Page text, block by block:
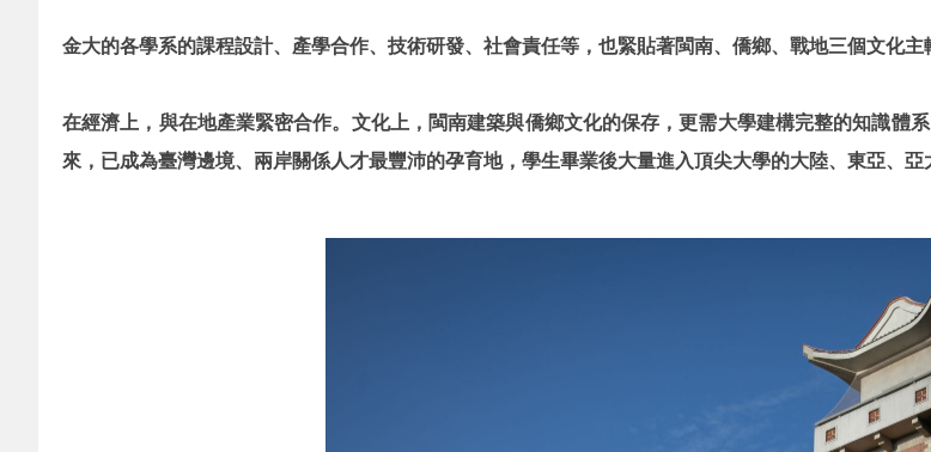
金大的各學系的課程設計、產學合作、技術研發、社會責任等，也緊貼著閩南、僑鄉、戰地三個文化主
在經濟上，與在地產業緊密合作。文化上，閩南建築與僑鄉文化的保存，更需大學建構完整的知識體
來，已成為臺灣邊境、兩岸關係人才最豐沛的孕育地，學生畢業後大量進入頂尖大學的大陸、東亞、亞